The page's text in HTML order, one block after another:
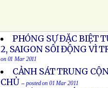
PHÓNG SỰ ĐẶC BIỆT
2, SAIGON SÔI ĐỘNG VÌ
on 01 Mar 2011
CẢNH SÁT TRUNG
CHỦ -- posted on 01 Mar 2011